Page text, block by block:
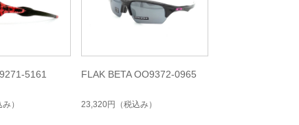
5161
み）
FLAK BETA OO9372-0965
23,320円 （税込み）